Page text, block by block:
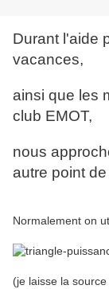
Durant l'aide
vacances,
ainsi que les
club EMOT,
nous
autre point
Normalement on
(je laisse la